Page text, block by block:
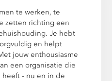
te werken, te
zetten richting een
Je hebt
en helpt
jouw enthousiasme
een organisatie die
- nu en in de